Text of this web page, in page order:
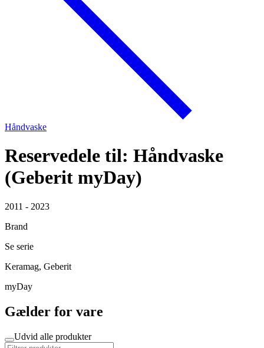
Håndvaske
Reservedele til: Håndvaske
(Geberit myDay)
2011 - 2023
Brand
Se serie
Keramag, Geberit
myDay
Gælder for vare
Udvid alle produkter